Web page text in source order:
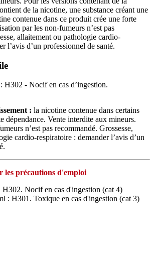
de la nicotine, une substance créant une
contenue dans ce produit crée une forte
par les non-fumeurs n’est pas
allaitement ou pathologie cardio-
l’avis d’un professionnel de santé.
H302 - Nocif en cas d’ingestion.
: la nicotine contenue dans certains
dépendance. Vente interdite aux mineurs.
n’est pas recommandé. Grossesse,
cardio‑respiratoire : demander l’avis d’un
les précautions d'emploi
Nocif en cas d'ingestion (cat 4)
: H301. Toxique en cas d'ingestion (cat 3)